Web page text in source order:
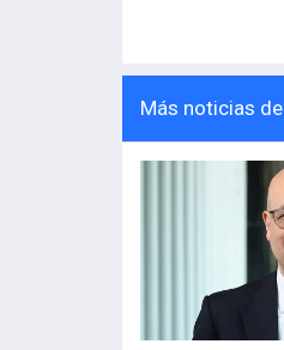
Más noticias de